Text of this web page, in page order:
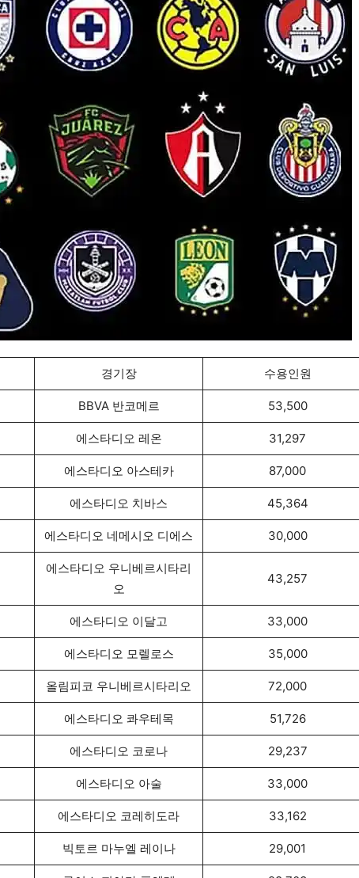
경기장 수용인원
BBVA 반코메르 53,500
에스타디오 레온 31,297
에스타디오 아스테카 87,000
에스타디오 치바스 45,364
에스타디오 네메시오 디에스 30,000
에스타디오 우니베르시타리
오
43,257
에스타디오 이달고 33,000
에스타디오 모렐로스 35,000
올림피코 우니베르시타리오 72,000
에스타디오 콰우테목 51,726
에스타디오 코로나 29,237
에스타디오 아술 33,000
에스타디오 코레히도라 33,162
빅토르 마누엘 레이나 29,001